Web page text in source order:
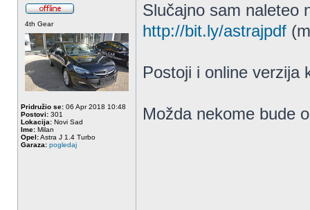
4th Gear
Pridružio se: 06 Apr 2018 10:48
Postovi: 301
Lokacija: Novi Sad
Ime: Milan
Opel:Astra J 1.4 Turbo
Garaza: pogledaj
Slučajno sam naleteo
http://bit.ly/astrajpdf
Postoji i online
Možda nekome bude